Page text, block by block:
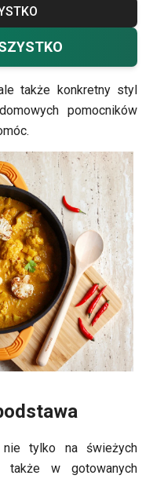
poprawy naszego
dla Ciebie radę -
składniki
to nie tylko
także konkretny styl
pomocników
tylko na świeżych
także w gotowanych